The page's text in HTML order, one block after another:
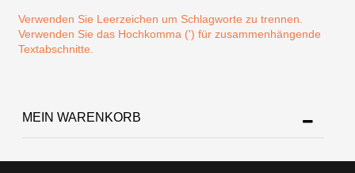
Verwenden Sie Leerzeichen um Schlagworte zu trennen.
Verwenden Sie das Hochkomma (') für zusammenhängende
Textabschnitte.
MEIN WARENKORB